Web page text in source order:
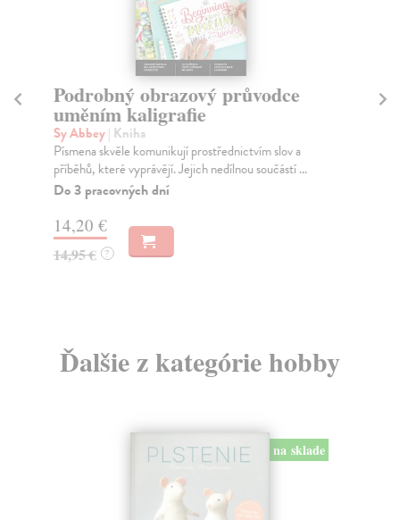
Podrobný obrazový průvodce
uměním kaligrafie
Sy Abbey| Kniha
Písmena skvěle komunikují prostřednictvím slov a
příběhů, které vyprávějí. Jejich nedílnou součástí ...
Do 3 pracovných dní
14,20 €
14,95 € ?
Ďalšie z kategórie hobby
na sklade